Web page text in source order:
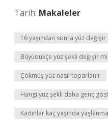
Tarih: Makaleler
16 yaşından sonra yüz değişir
Büyüdükçe yüz şekli değişir mi
Çökmüş yüz nasıl toparlanır
Hangi yüz şekli daha genç
Kadınlar kaç yaşında